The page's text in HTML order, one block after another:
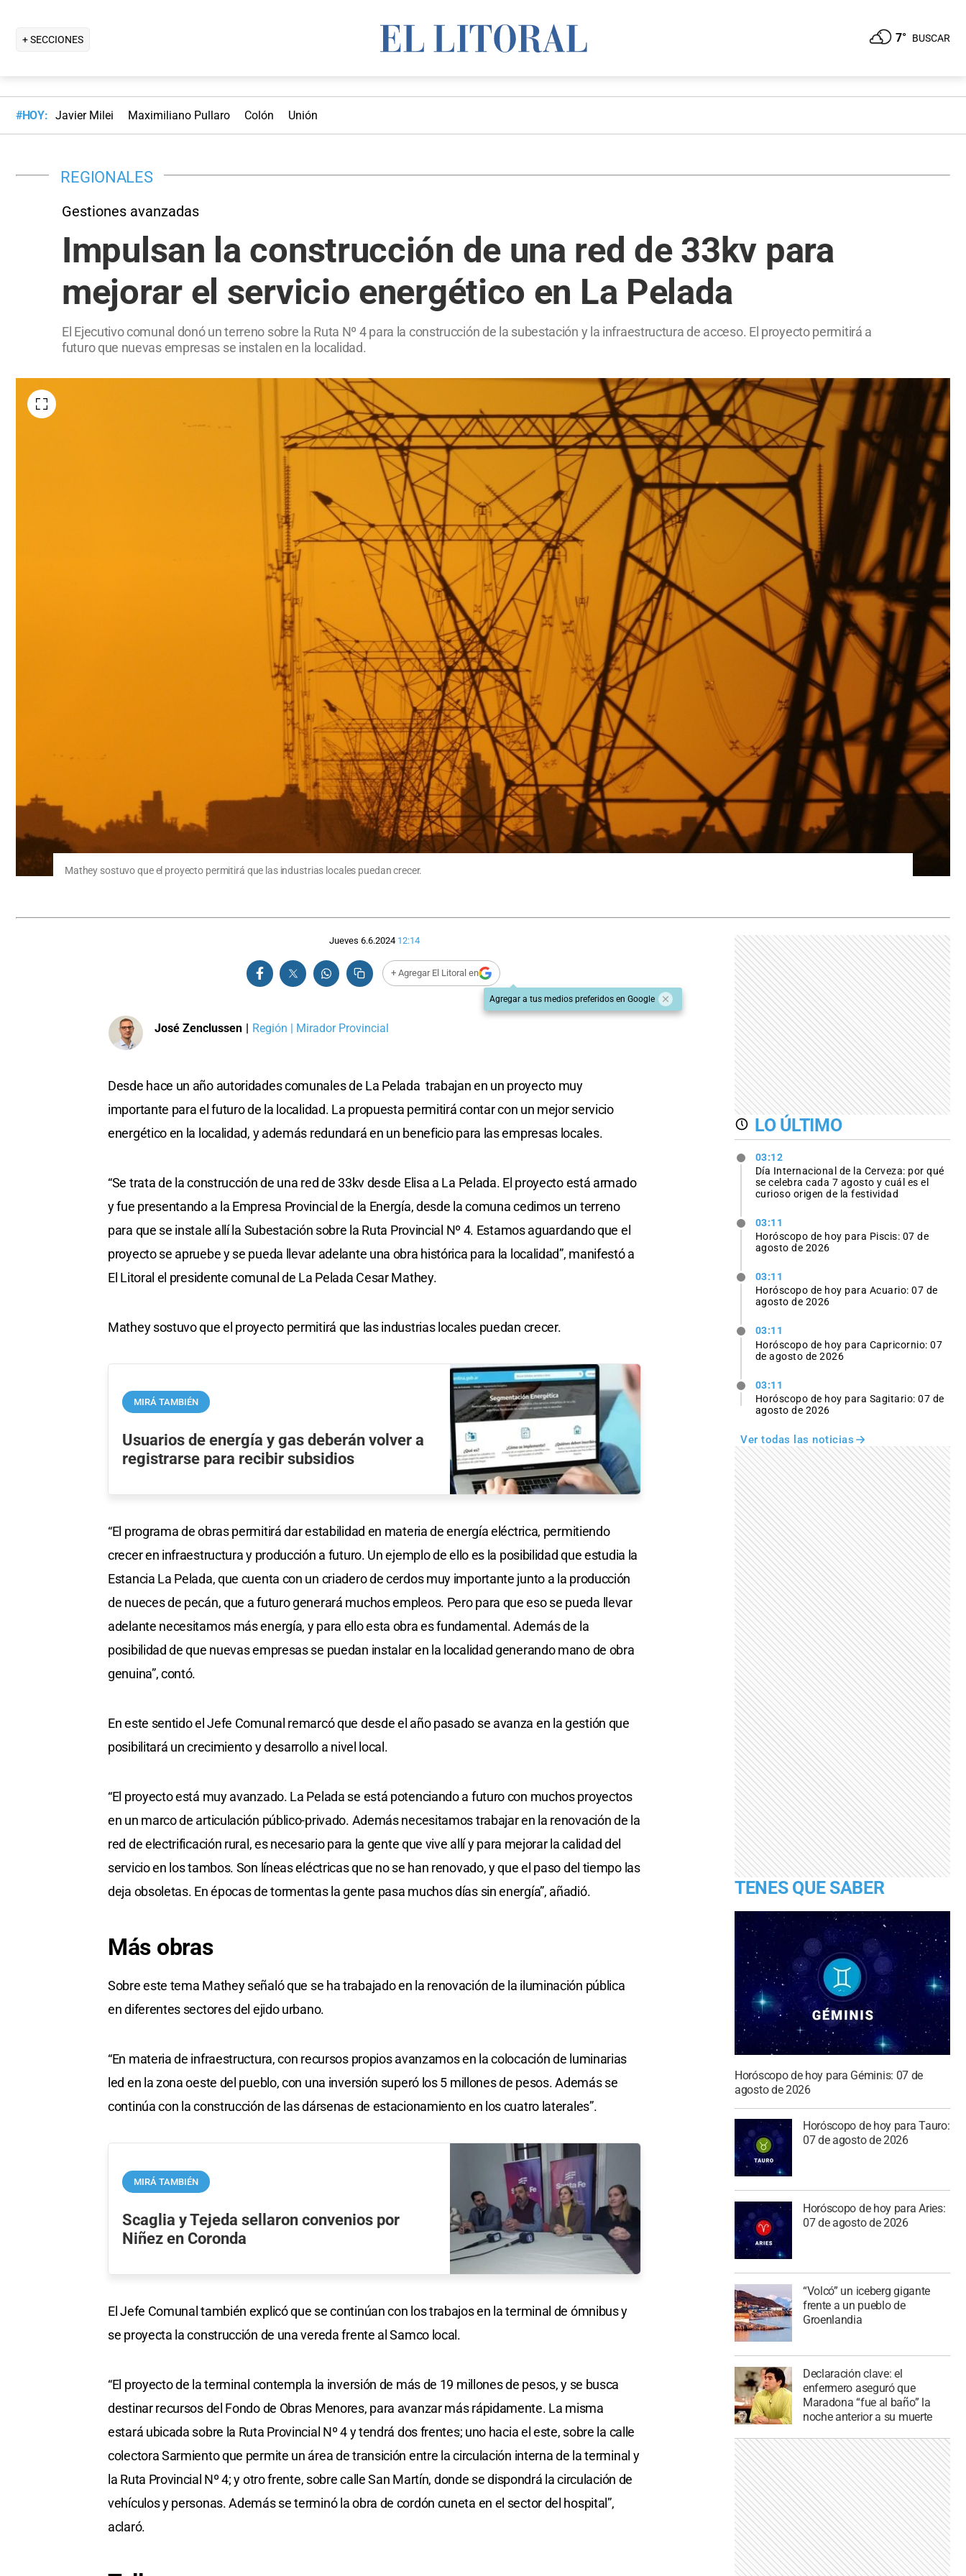
+ SECCIONES 7° BUSCAR
#HOY: Javier Milei Maximiliano Pullaro Colón Unión
REGIONALES
Gestiones avanzadas
Impulsan la construcción de una red de 33kv para
mejorar el servicio energético en La Pelada
El Ejecutivo comunal donó un terreno sobre la Ruta Nº 4 para la construcción de la subestación y la infraestructura de acceso. El proyecto permitirá a
futuro que nuevas empresas se instalen en la localidad.
Mathey sostuvo que el proyecto permitirá que las industrias locales puedan crecer.
Jueves 6.6.2024 12:14
+ Agregar El Litoral en
Agregar a tus medios preferidos en Google
José Zenclussen Región | Mirador Provincial
Desde hace un año autoridades comunales de La Pelada trabajan en un proyecto muy
importante para el futuro de la localidad. La propuesta permitirá contar con un mejor servicio
energético en la localidad, y además redundará en un beneficio para las empresas locales.
“Se trata de la construcción de una red de 33kv desde Elisa a La Pelada. El proyecto está armado
y fue presentando a la Empresa Provincial de la Energía, desde la comuna cedimos un terreno
para que se instale allí la Subestación sobre la Ruta Provincial Nº 4. Estamos aguardando que el
proyecto se apruebe y se pueda llevar adelante una obra histórica para la localidad”, manifestó a
El Litoral el presidente comunal de La Pelada Cesar Mathey.
Mathey sostuvo que el proyecto permitirá que las industrias locales puedan crecer.
MIRÁ TAMBIÉN
Usuarios de energía y gas deberán volver a
registrarse para recibir subsidios
“El programa de obras permitirá dar estabilidad en materia de energía eléctrica, permitiendo
crecer en infraestructura y producción a futuro. Un ejemplo de ello es la posibilidad que estudia la
Estancia La Pelada, que cuenta con un criadero de cerdos muy importante junto a la producción
de nueces de pecán, que a futuro generará muchos empleos. Pero para que eso se pueda llevar
adelante necesitamos más energía, y para ello esta obra es fundamental. Además de la
posibilidad de que nuevas empresas se puedan instalar en la localidad generando mano de obra
genuina”, contó.
En este sentido el Jefe Comunal remarcó que desde el año pasado se avanza en la gestión que
posibilitará un crecimiento y desarrollo a nivel local.
“El proyecto está muy avanzado. La Pelada se está potenciando a futuro con muchos proyectos
en un marco de articulación público-privado. Además necesitamos trabajar en la renovación de la
red de electrificación rural, es necesario para la gente que vive allí y para mejorar la calidad del
servicio en los tambos. Son líneas eléctricas que no se han renovado, y que el paso del tiempo las
deja obsoletas. En épocas de tormentas la gente pasa muchos días sin energía”, añadió.
Más obras
Sobre este tema Mathey señaló que se ha trabajado en la renovación de la iluminación pública
en diferentes sectores del ejido urbano.
“En materia de infraestructura, con recursos propios avanzamos en la colocación de luminarias
led en la zona oeste del pueblo, con una inversión superó los 5 millones de pesos. Además se
continúa con la construcción de las dársenas de estacionamiento en los cuatro laterales”.
MIRÁ TAMBIÉN
Scaglia y Tejeda sellaron convenios por
Niñez en Coronda
El Jefe Comunal también explicó que se continúan con los trabajos en la terminal de ómnibus y
se proyecta la construcción de una vereda frente al Samco local.
“El proyecto de la terminal contempla la inversión de más de 19 millones de pesos, y se busca
destinar recursos del Fondo de Obras Menores, para avanzar más rápidamente. La misma
estará ubicada sobre la Ruta Provincial Nº 4 y tendrá dos frentes; uno hacia el este, sobre la calle
colectora Sarmiento que permite un área de transición entre la circulación interna de la terminal y
la Ruta Provincial Nº 4; y otro frente, sobre calle San Martín, donde se dispondrá la circulación de
vehículos y personas. Además se terminó la obra de cordón cuneta en el sector del hospital”,
aclaró.
LO ÚLTIMO
03:12
Día Internacional de la Cerveza: por qué
se celebra cada 7 agosto y cuál es el
curioso origen de la festividad
03:11
Horóscopo de hoy para Piscis: 07 de
agosto de 2026
03:11
Horóscopo de hoy para Acuario: 07 de
agosto de 2026
03:11
Horóscopo de hoy para Capricornio: 07
de agosto de 2026
03:11
Horóscopo de hoy para Sagitario: 07 de
agosto de 2026
Ver todas las noticias
TENES QUE SABER
Horóscopo de hoy para Géminis: 07 de
agosto de 2026
Horóscopo de hoy para Tauro:
07 de agosto de 2026
Horóscopo de hoy para Aries:
07 de agosto de 2026
“Volcó” un iceberg gigante
frente a un pueblo de
Groenlandia
Declaración clave: el
enfermero aseguró que
Maradona “fue al baño” la
noche anterior a su muerte